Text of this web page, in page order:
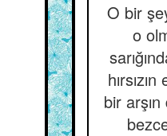
O bir
o
bir